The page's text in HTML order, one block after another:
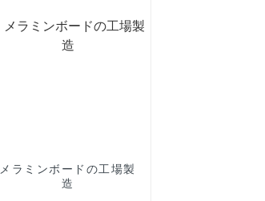
メラミンボードの工場製
造